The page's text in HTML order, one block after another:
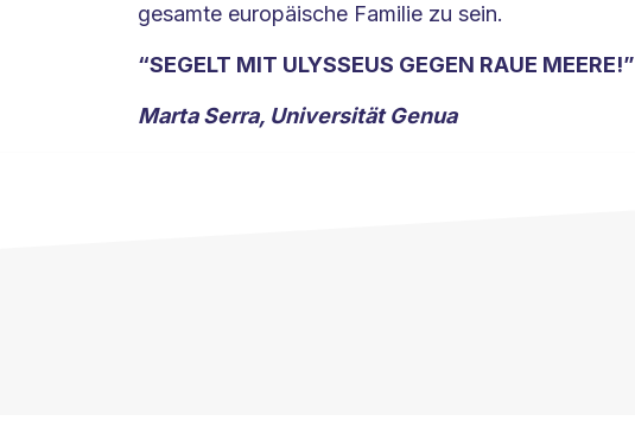
gesamte europäische Familie zu sein.
“SEGELT MIT ULYSSEUS GEGEN RAUE MEERE!”
Marta Serra, Universität Genua